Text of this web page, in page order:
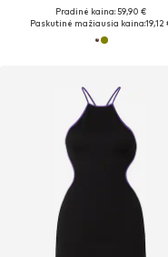
Pradinė kaina: 59,90 €
Paskutinė mažiausia kaina:19,12